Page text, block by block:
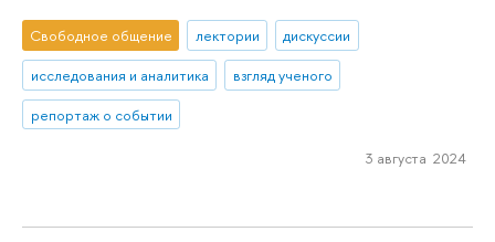
Свободное общение лектории
дискуссии
исследования и аналитика
взгляд ученого
репортаж о событии
3 августа 2024